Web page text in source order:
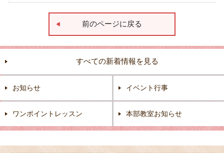
前のページに戻る
すべての新着情報を見る
お知らせ イベント行事
ワンポイントレッスン 本部教室お知らせ